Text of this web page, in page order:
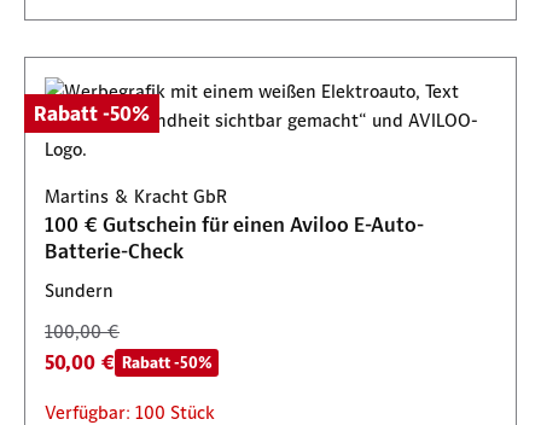
Rabatt -50%
Martins & Kracht GbR
100 € Gutschein für einen Aviloo E-Auto-
Batterie-Check
Sundern
100,00 €
50,00 € Rabatt -50%
Verfügbar: 100 Stück